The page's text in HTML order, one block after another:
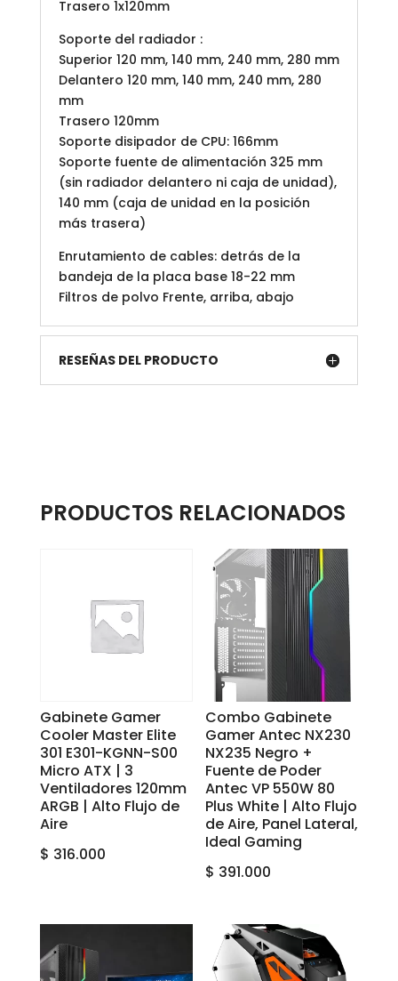
Trasero 1x120mm
Soporte del radiador :
Superior 120 mm, 140 mm, 240 mm, 280 mm
Delantero 120 mm, 140 mm, 240 mm, 280
mm
Trasero 120mm
Soporte disipador de CPU: 166mm
Soporte fuente de alimentación 325 mm
(sin radiador delantero ni caja de unidad),
140 mm (caja de unidad en la posición
más trasera)
Enrutamiento de cables: detrás de la
bandeja de la placa base 18-22 mm
Filtros de polvo Frente, arriba, abajo
RESEÑAS DEL PRODUCTO
PRODUCTOS RELACIONADOS
Gabinete Gamer
Cooler Master Elite
301 E301-KGNN-S00
Micro ATX | 3
Ventiladores 120mm
ARGB | Alto Flujo de
Aire
$ 316.000
Combo Gabinete
Gamer Antec NX230
NX235 Negro +
Fuente de Poder
Antec VP 550W 80
Plus White | Alto Flujo
de Aire, Panel Lateral,
Ideal Gaming
$ 391.000